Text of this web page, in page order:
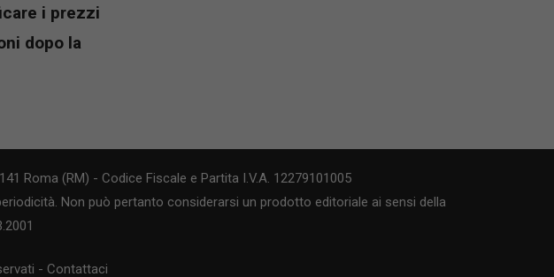
i prezzi
dopo la
Roma (RM) - Codice Fiscale e Partita I.V.A. 12279101005
Non può pertanto considerarsi un prodotto editoriale ai sensi della
- Contattaci